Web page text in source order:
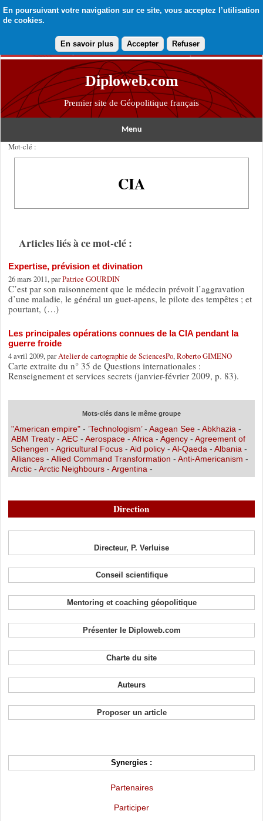
En poursuivant votre navigation sur ce site, vous acceptez l’utilisation
de cookies.
En savoir plus Accepter Refuser
Diploweb.com
Premier site de Géopolitique français
Menu
Mot-clé :
CIA
Articles liés à ce mot-clé :
Expertise, prévision et divination
26 mars 2011, parPatrice GOURDIN
C’est par son raisonnement que le médecin prévoit l’aggravation
d’une maladie, le général un guet-apens, le pilote des tempêtes ; et
pourtant, (…)
Les principales opérations connues de la CIA pendant la
guerre froide
4 avril 2009, parAtelier de cartographie de SciencesPo, Roberto GIMENO
Carte extraite du n° 35 de Questions internationales :
Renseignement et services secrets (janvier-février 2009, p. 83).
Mots-clés dans le même groupe
"American empire"- ’Technologism’- Aagean See- Abkhazia -
ABM Treaty- AEC- Aerospace- Africa - Agency- Agreement of
Schengen - Agricultural Focus - Aid policy- Al-Qaeda - Albania -
Alliances- Allied Command Transformation - Anti-Americanism -
Arctic- Arctic Neighbours- Argentina -
Direction
Directeur, P. Verluise
Conseil scientifique
Mentoring et coaching géopolitique
Présenter le Diploweb.com
Charte du site
Auteurs
Proposer un article
Synergies :
Partenaires
Participer